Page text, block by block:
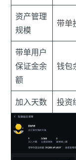
资产管理
规模
带单
带单用户
保证金余
额
钱包
加入天数 投资